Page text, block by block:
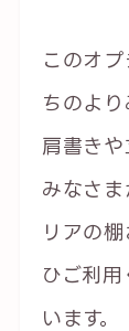
このオ
ちのより
肩書き
みなさ
リアの
ひご利
います。